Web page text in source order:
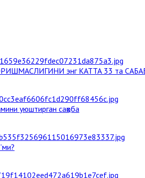
энг КАТТА 33 та
уюштирган саҳоба